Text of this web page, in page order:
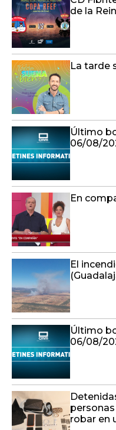
La tarde
Último
En
El
Último
06/08/
Último
06/08/